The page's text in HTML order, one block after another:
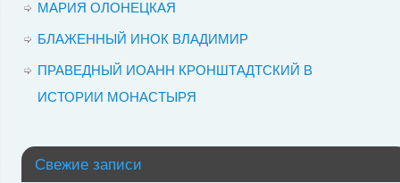
МАРИЯ ОЛОНЕЦКАЯ
БЛАЖЕННЫЙ ИНОК ВЛАДИМИР
ПРАВЕДНЫЙ ИОАНН КРОНШТАДТСКИЙ В
ИСТОРИИ МОНАСТЫРЯ
Свежие записи